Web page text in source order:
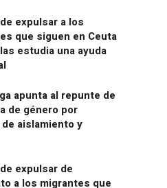
expulsar a los
que siguen en Ceuta
estudia una ayuda
apunta al repunte de
de género por
aislamiento y
expulsar de
a los migrantes que